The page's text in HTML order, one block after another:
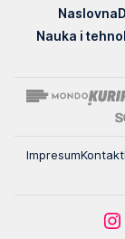
EUpravo
zato
Naslovna
Nauka i
ImpresumKontakt